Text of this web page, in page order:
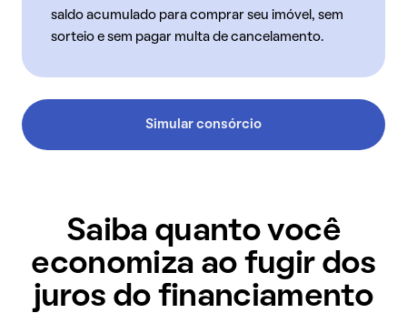
saldo acumulado para comprar seu imóvel, sem
sorteio e sem pagar multa de cancelamento.
Simular consórcio
Saiba quanto você
economiza ao fugir dos
juros do financiamento